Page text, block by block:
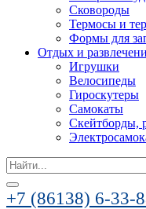
Сковороды
Термосы и
Формы для
Отдых и
Игрушки
Велосипеды
Гироскутеры
Самокаты
Скейтборды,
Search
for:
+7 (86138) 6-33-